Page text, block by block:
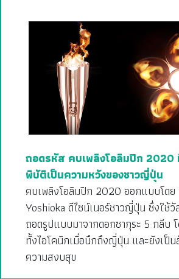
ถอดรหัส คบเพลิงโอลิมปิก 2020
พิบัติเป็นความหวังของชาวญี่ปุ่น
คบเพลิงโอลิมปิก 2020 ออกแบบโดย
Yoshioka ดีไซน์เนอร์ชาวญี่ปุ่น ซึ่งใช้วั
ถอดรูปแบบมาจากดอกซากุระ 5 กลีบ
ทั้งไอโคนิกเมื่อนึกถึงญี่ปุ่น และยังเ
ความสงบสุข